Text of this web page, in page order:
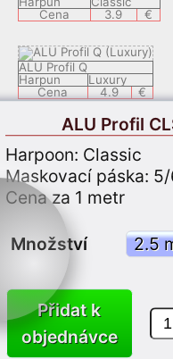
Cena
3.9 €
ALU Profil Q
Harpun
Luxury
Cena
4.9 €
ALU Profil LEDSAL
Harpun
Luxury
Cena
6.9
Harpun
Luxury
Cena
9.9
ALU Profil KSP1
Harpun
Classic
€
ALU Profil
Harpoon: Classic
Maskovací páska:
Cena za 1 metr
Množství
Přidat k
objednávce